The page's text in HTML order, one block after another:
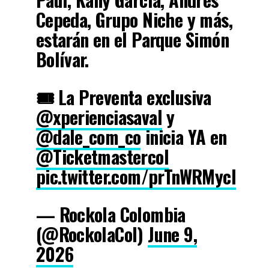
Cepeda, Grupo Niche y más,
estarán en el Parque Simón
Bolívar.
🎟️ La Preventa exclusiva
@xperienciasavaly
@dale_com_coinicia YA en
@Ticketmastercol
pic.twitter.com/prTnWRMycl
— Rockola Colombia
(@RockolaCol) June 9,
2026